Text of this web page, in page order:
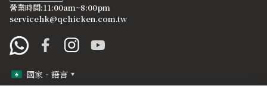
營業時間:11:00am~8:00pm
servicehk@qchicken.com.tw
國家．語言